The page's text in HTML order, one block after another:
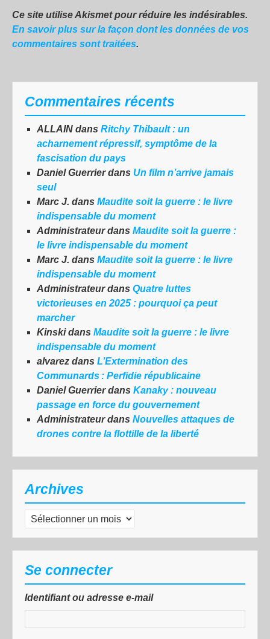
Ce site utilise Akismet pour réduire les indésirables.
En savoir plus sur la façon dont les données de vos
commentaires sont traitées.
Commentaires récents
ALLAIN dans Ritchy Thibault : un
acharnement répressif, symptôme de la
fascisation du pays
Daniel Guerrierdans Un film n’arrive jamais
seul
Marc J. dans Maudite soit la guerre : le livre
indispensable du moment
Administrateurdans Maudite soit la guerre :
le livre indispensable du moment
Marc J. dans Maudite soit la guerre : le livre
indispensable du moment
Administrateurdans Quatre luttes
victorieuses en 2025 : pourquoi ça peut
marcher
Kinskidans Maudite soit la guerre : le livre
indispensable du moment
alvarez dans L’Extermination des
Communards : Perfidie républicaine
Daniel Guerrierdans Kanaky : nouveau
passage en force du gouvernement
Administrateurdans Nouvelles attaques de
drones contre la flottille de la liberté
Archives
Archives
Se connecter
Identifiant ou adresse e-mail